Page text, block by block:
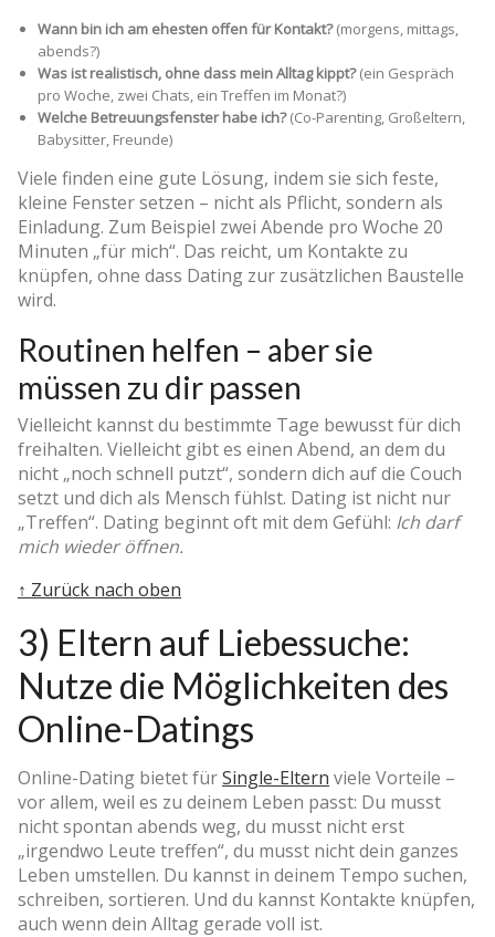
Wann bin ich am ehesten offen für Kontakt?(morgens, mittags,
abends?)
Was ist realistisch, ohne dass mein Alltag kippt?(ein Gespräch
pro Woche, zwei Chats, ein Treffen im Monat?)
Welche Betreuungsfenster habe ich?(Co-Parenting, Großeltern,
Babysitter, Freunde)
Viele finden eine gute Lösung, indem sie sich feste,
kleine Fenster setzen – nicht als Pflicht, sondern als
Einladung. Zum Beispiel zwei Abende pro Woche 20
Minuten „für mich“. Das reicht, um Kontakte zu
knüpfen, ohne dass Dating zur zusätzlichen Baustelle
wird.
Routinen helfen – aber sie
müssen zu dir passen
Vielleicht kannst du bestimmte Tage bewusst für dich
freihalten. Vielleicht gibt es einen Abend, an dem du
nicht „noch schnell putzt“, sondern dich auf die Couch
setzt und dich als Mensch fühlst. Dating ist nicht nur
„Treffen“. Dating beginnt oft mit dem Gefühl: Ich darf
mich wieder öffnen.
↑ Zurück nach oben
3) Eltern auf Liebessuche:
Nutze die Möglichkeiten des
Online-Datings
Online-Dating bietet fürSingle-Eltern viele Vorteile –
vor allem, weil es zu deinem Leben passt: Du musst
nicht spontan abends weg, du musst nicht erst
„irgendwo Leute treffen“, du musst nicht dein ganzes
Leben umstellen. Du kannst in deinem Tempo suchen,
schreiben, sortieren. Und du kannst Kontakte knüpfen,
auch wenn dein Alltag gerade voll ist.